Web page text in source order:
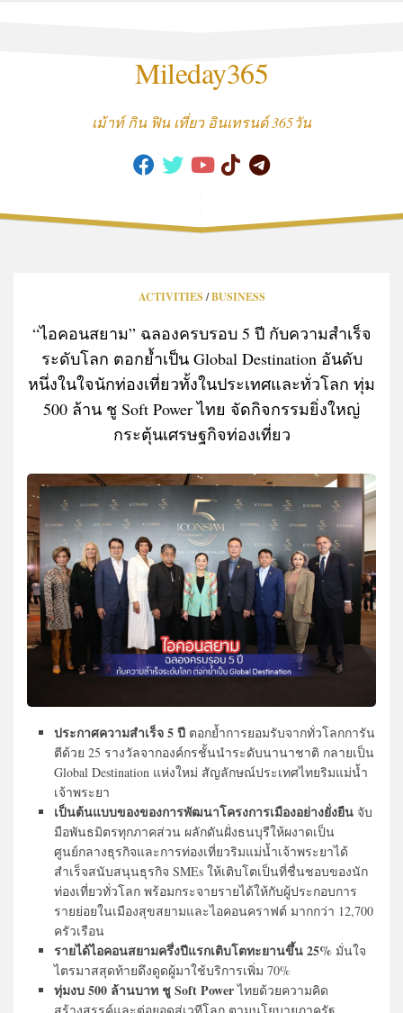
Mileday365
เม้าท์ กิน ฟิน เที่ยว อินเทรนด์ 365วัน
ACTIVITIES/BUSINESS
“ไอคอนสยาม” ฉลองครบรอบ 5 ปี กับความสำเร็จ
ระดับโลก ตอกย้ำเป็น Global Destination อันดับ
หนึ่งในใจนักท่องเที่ยวทั้งในประเทศและทั่วโลก ทุ่ม
500 ล้าน ชู Soft Power ไทย จัดกิจกรรมยิ่งใหญ่
กระตุ้นเศรษฐกิจท่องเที่ยว
ประกาศความสำเร็จ 5 ปี ตอกย้ำการยอมรับจากทั่วโลกการัน
ตีด้วย 25 รางวัลจากองค์กรชั้นนำระดับนานาชาติ กลายเป็น
Global Destination แห่งใหม่ สัญลักษณ์ประเทศไทยริมแม่น้ำ
เจ้าพระยา
เป็นต้นแบบของของการพัฒนาโครงการเมืองอย่างยั่งยืน จับ
มือพันธมิตรทุกภาคส่วน ผลักดันฝั่งธนบุรีให้ผงาดเป็น
ศูนย์กลางธุรกิจและการท่องเที่ยวริมแม่น้ำเจ้าพระยาได้
สำเร็จสนับสนุนธุรกิจ SMEs ให้เติบโตเป็นที่ชื่นชอบของนัก
ท่องเที่ยวทั่วโลก พร้อมกระจายรายได้ให้กับผู้ประกอบการ
รายย่อยในเมืองสุขสยามและไอคอนคราฟต์ มากกว่า 12,700
ครัวเรือน
รายได้ไอคอนสยามครึ่งปีแรกเติบโตทะยานขึ้น 25% มั่นใจ
ไตรมาสสุดท้ายดึงดูดผู้มาใช้บริการเพิ่ม 70%
ทุ่มงบ 500 ล้านบาท ชู Soft Powerไทยด้วยความคิด
สร้างสรรค์และต่อยอดสู่เวทีโลก ตามนโยบายภาครัฐ